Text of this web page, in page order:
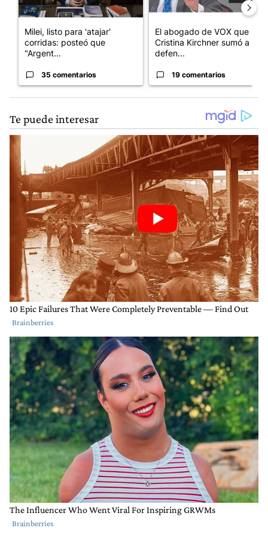
Milei, listo para 'atajar'
corridas: posteó que
"Argent...
35 comentarios
El abogado de VOX que
Cristina Kirchner sumó a su
defen...
19 comentarios